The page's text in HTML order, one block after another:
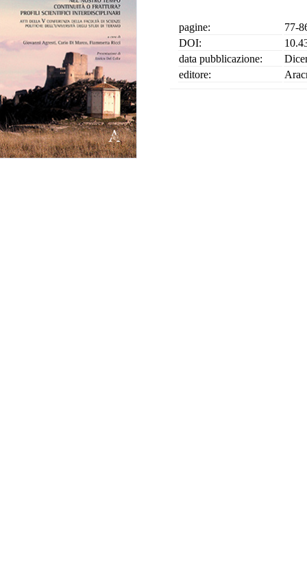
pagine:
77-
DOI:
data pubblicazione:
editore: